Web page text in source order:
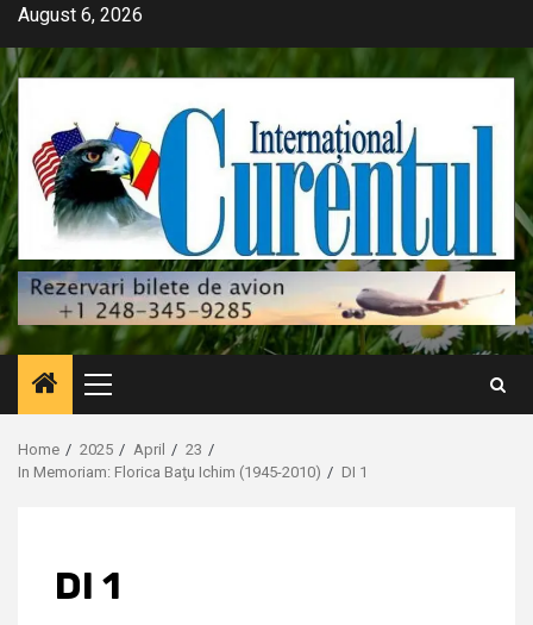
Skip
content
August 6, 2026
Primary
Menu
Home 2025 April
23
In Memoriam: Florica Baţu Ichim (1945-2010)
DI 1
DI 1